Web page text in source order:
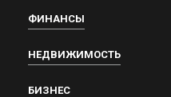
ФИНАНСЫ
НЕДВИЖИМОСТЬ
БИЗНЕС